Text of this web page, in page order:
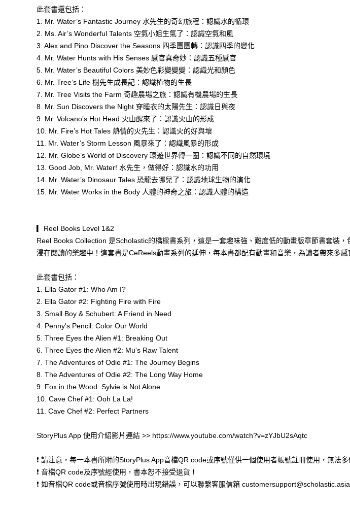
此套書還包括：
1. Mr. Water’s Fantastic Journey 水先生的奇幻旅程：認識水的循環
2. Ms. Air’s Wonderful Talents 空氣小姐生氣了：認識空氣和風
3. Alex and Pino Discover the Seasons 四季團團轉：認識四季的變化
4. Mr. Water Hunts with His Senses 感官真奇妙：認識五種感官
5. Mr. Water’s Beautiful Colors 美妙色彩變變變：認識光和顏色
6. Mr. Tree’s Life 樹先生成長記：認識植物的生長
7. Mr. Tree Visits the Farm 奇趣農場之旅：認識有機農場的生長
8. Mr. Sun Discovers the Night 穿睡衣的太陽先生：認識日與夜
9. Mr. Volcano’s Hot Head 火山醒來了：認識火山的形成
10. Mr. Fire’s Hot Tales 熱情的火先生：認識火的好與壞
11. Mr. Water’s Storm Lesson 風暴來了：認識風暴的形成
12. Mr. Globe’s World of Discovery 環遊世界轉一圈：認識不同的自然環境
13. Good Job, Mr. Water! 水先生，做得好：認識水的功用
14. Mr. Water’s Dinosaur Tales 恐龍去哪兒了：認識地球生物的演化
15. Mr. Water Works in the Body 人體的神奇之旅：認識人體的構造
▎Reel Books Level 1&2
Reel Books Collection 是Scholastic的橋樑書系列，這是一套趣味強、難度低的動畫版章節書套裝
浸在閱讀的樂趣中！這套書是CeReels動畫系列的延伸，每本書都配有動畫和音樂，為讀者帶來多
此套書包括：
1. Ella Gator #1: Who Am I?
2. Ella Gator #2: Fighting Fire with Fire
3. Small Boy & Schubert: A Friend in Need
4. Penny's Pencil: Color Our World
5. Three Eyes the Alien #1: Breaking Out
6. Three Eyes the Alien #2: Mu's Raw Talent
7. The Adventures of Odie #1: The Journey Begins
8. The Adventures of Odie #2: The Long Way Home
9. Fox in the Wood: Sylvie is Not Alone
10. Cave Chef #1: Ooh La La!
11. Cave Chef #2: Perfect Partners
StoryPlus App 使用介紹影片連結 >> https://www.youtube.com/watch?v=zYJbU2sAqtc
❗ 請注意，每一本書所附的StoryPlus App音檔QR code或序號僅供一個使用者帳號註冊使用，無法
❗ 音檔QR code及序號經使用，書本恕不接受退貨 ❗
❗ 如音檔QR code或音檔序號使用時出現錯誤，可以聯繫客服信箱